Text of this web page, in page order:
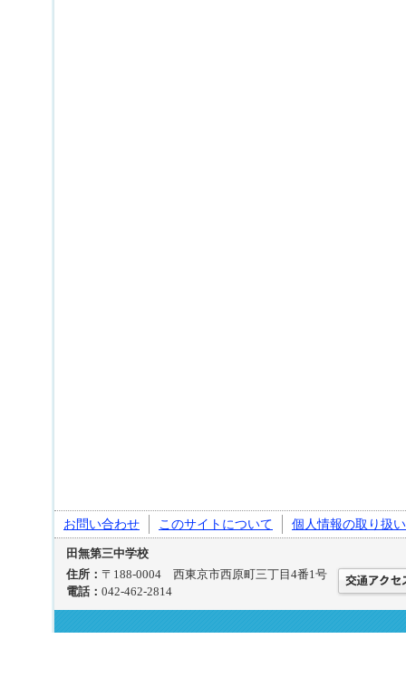
お問い合わせ このサイトについて 個人情報の取り扱い
田無第三中学校
住所： 〒188-0004 西東京市西原町三丁目4番1号
電話： 042-462-2814